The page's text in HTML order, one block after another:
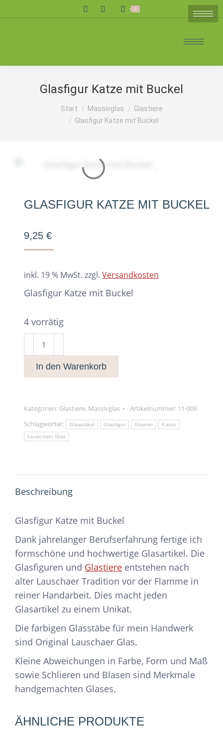
Search: 0
Glasfigur Katze mit Buckel
Sie befinden sich hier:
Start Massivglas
Glastiere
Glasfigur Katze mit Buckel
GLASFIGUR KATZE MIT BUCKEL
9,25 €
inkl. 19 % MwSt. zzgl. Versandkosten
Glasfigur Katze mit Buckel
4 vorrätig
Glasfigur
Katze
mitIn den Warenkorb
Kategorien: Glastiere, Massivglas Artikelnummer: 11-006
Schlagwörter:
Glasartikel Glasfigur Glastier Katze
Lauschaer Glas
Beschreibung
Glasfigur Katze mit Buckel
Dank jahrelanger Berufserfahrung fertige ich
formschöne und hochwertige Glasartikel. Die
Glasfiguren und Glastiere entstehen nach
alter Lauschaer Tradition vor der Flamme in
reiner Handarbeit. Dies macht jeden
Glasartikel zu einem Unikat.
Die farbigen Glasstäbe für mein Handwerk
sind Original Lauschaer Glas.
Kleine Abweichungen in Farbe, Form und Maß
sowie Schlieren und Blasen sind Merkmale
handgemachten Glases.
ÄHNLICHE PRODUKTE